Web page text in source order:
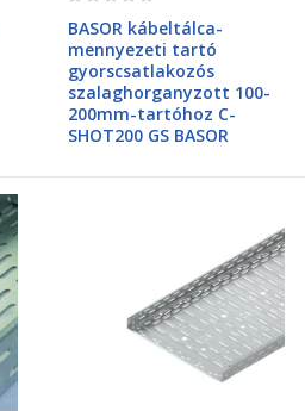
BASOR kábeltálca-
mennyezeti tartó
gyorscsatlakozós
szalaghorganyzott 100-
200mm-tartóhoz C-
SHOT200 GS BASOR